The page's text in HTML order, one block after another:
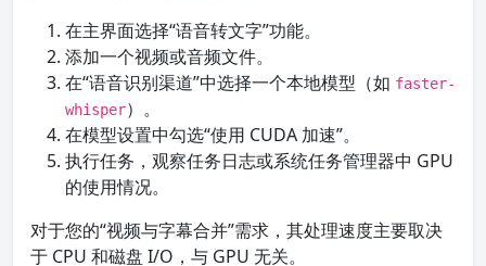
在主界面选择“语音转文字”功能。
添加一个视频或音频文件。
在“语音识别渠道”中选择一个本地模型（如 faster-
whisper）。
在模型设置中勾选“使用 CUDA 加速”。
执行任务，观察任务日志或系统任务管理器中 GPU
的使用情况。
对于您的“视频与字幕合并”需求，其处理速度主要取决
于 CPU 和磁盘 I/O，与 GPU 无关。